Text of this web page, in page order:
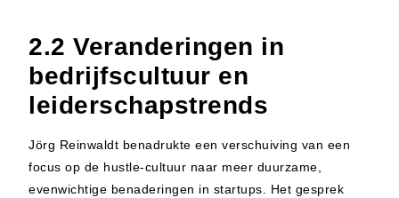
2.2 Veranderingen in
bedrijfscultuur en
leiderschapstrends
Jörg Reinwaldt benadrukte een verschuiving van een
focus op de hustle-cultuur naar meer duurzame,
evenwichtige benaderingen in startups. Het gesprek